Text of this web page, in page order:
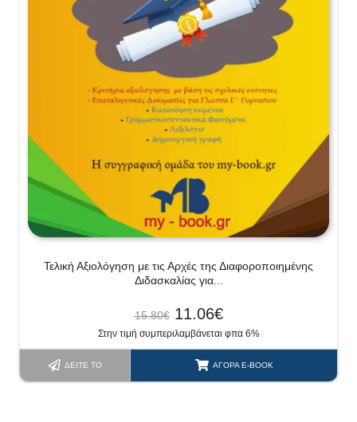
Τελική Αξιολόγηση με τις Αρχές της Διαφοροποιημένης
Διδασκαλίας για...
15.80€ 11.06€
Στην τιμή συμπεριλαμβάνεται φπα 6%
ΔΕΊΤΕ ΤΟ ΑΓΟΡΆ E-BOOK